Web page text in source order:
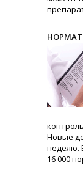
Новые
неделю.
16 000